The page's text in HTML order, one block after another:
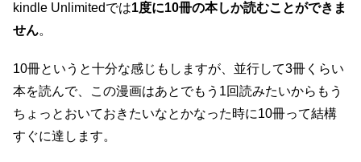
kindle Unlimitedでは1度に10冊の本しか読むことができま
せん。
10冊というと十分な感じもしますが、並行して3冊くらい
本を読んで、この漫画はあとでもう1回読みたいからもう
ちょっとおいておきたいなとかなった時に10冊って結構
すぐに達します。